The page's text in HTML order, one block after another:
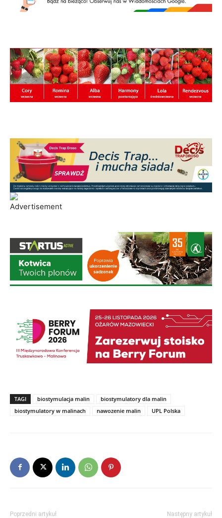
TAGI biostymulacja malin
biostymulatory dla malin
biostymulatory w malinach
nawozenie malin UPL Polska
Poprzedni artykuł Następny artykuł